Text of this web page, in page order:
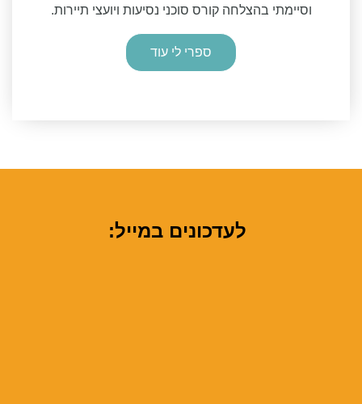
וסיימתי בהצלחה קורס סוכני נסיעות ויועצי תיירות.
ספרי לי עוד
לעדכונים במייל: